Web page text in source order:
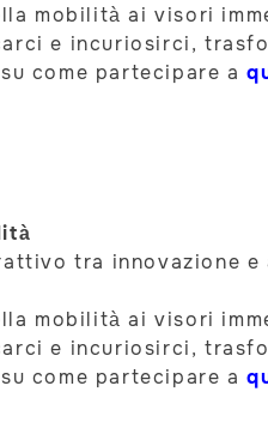
mobilità ai visori
e incuriosirci,
come partecipare a
tra innovazione
mobilità ai visori
e incuriosirci,
come partecipare a